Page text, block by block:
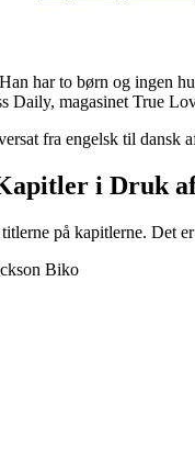
har to børn og ingen
Daily, magasinet True
fra engelsk til dansk
i Druk
på kapitlerne. Det
Biko